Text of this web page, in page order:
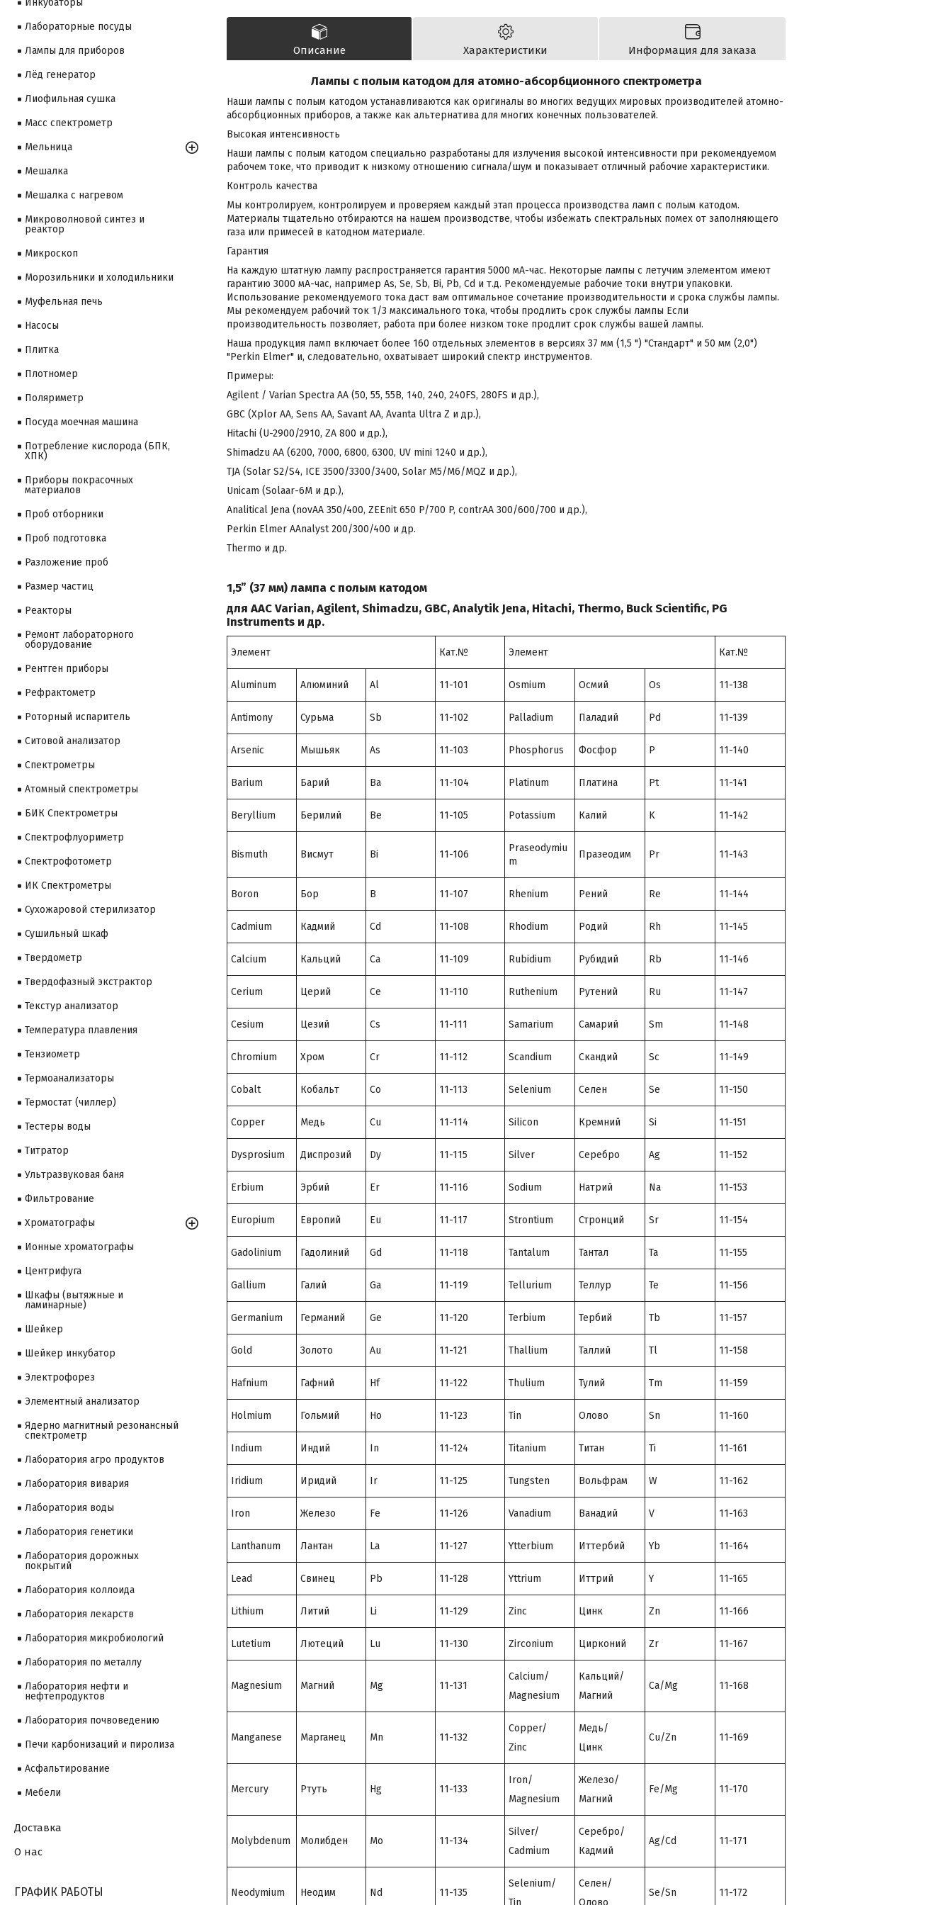
Описание Характеристики Информация для заказа
Лампы с полым катодом для атомно-абсорбционного спектрометра
Наши лампы с полым катодом устанавливаются как оригиналы во многих ведущих мировых производителей атомно-
абсорбционных приборов, а также как альтернатива для многих конечных пользователей.
Высокая интенсивность
Наши лампы с полым катодом специально разработаны для излучения высокой интенсивности при рекомендуемом
рабочем токе, что приводит к низкому отношению сигнала/шум и показывает отличный рабочие характеристики.
Контроль качества
Мы контролируем, контролируем и проверяем каждый этап процесса производства ламп с полым катодом.
Материалы тщательно отбираются на нашем производстве, чтобы избежать спектральных помех от заполняющего
газа или примесей в катодном материале.
Гарантия
На каждую штатную лампу распространяется гарантия 5000 мА-час. Некоторые лампы с летучим элементом имеют
гарантию 3000 мА-час, например As, Se, Sb, Bi, Pb, Cd и т.д. Рекомендуемые рабочие токи внутри упаковки.
Использование рекомендуемого тока даст вам оптимальное сочетание производительности и срока службы лампы.
Мы рекомендуем рабочий ток 1/3 максимального тока, чтобы продлить срок службы лампы Если
производительность позволяет, работа при более низком токе продлит срок службы вашей лампы.
Наша продукция ламп включает более 160 отдельных элементов в версиях 37 мм (1,5 ") "Стандарт" и 50 мм (2,0")
"Perkin Elmer" и, следовательно, охватывает широкий спектр инструментов.
Примеры:
Agilent / Varian Spectra AA (50, 55, 55B, 140, 240, 240FS, 280FS и др.),
GBC (Xplor AA, Sens AA, Savant AA, Avanta Ultra Z и др.),
Hitachi (U-2900/2910, ZA 800 и др.),
Shimadzu AA (6200, 7000, 6800, 6300, UV mini 1240 и др.),
TJA (Solar S2/S4, ICE 3500/3300/3400, Solar M5/M6/MQZ и др.),
Unicam (Solaar-6М и др.),
Analitical Jena (novAA 350/400, ZEEnit 650 P/700 P, contrAA 300/600/700 и др.),
Perkin Elmer AAnalyst 200/300/400 и др.
Thermo и др.
1,5” (37 мм) лампа с полым катодом
для ААС Varian, Agilent, Shimadzu, GBC, Analytik Jena, Hitachi, Thermo, Buck Scientific, PG
Instruments и др.
Элемент Кат.№ Элемент Кат.№
Aluminum Алюминий Al 11-101 Osmium Осмий Os 11-138
Antimony Сурьма Sb 11-102 Palladium Паладий Pd 11-139
Arsenic Мышьяк As 11-103 Phosphorus Фосфор P 11-140
Barium Барий Ba 11-104 Platinum Платина Pt 11-141
Beryllium Берилий Be 11-105 Potassium Калий K 11-142
Bismuth Висмут Bi 11-106
Praseodymiu
m
Празеодим Pr 11-143
Boron Бор B 11-107 Rhenium Рений Re 11-144
Cadmium Кадмий Cd 11-108 Rhodium Родий Rh 11-145
Calcium Кальций Ca 11-109 Rubidium Рубидий Rb 11-146
Cerium Церий Ce 11-110 Ruthenium Рутений Ru 11-147
Cesium Цезий Cs 11-111 Samarium Самарий Sm 11-148
Chromium Хром Cr 11-112 Scandium Скандий Sc 11-149
Cobalt Кобальт Co 11-113 Selenium Селен Se 11-150
Copper Медь Cu 11-114 Silicon Кремний Si 11-151
Dysprosium Диспрозий Dy 11-115 Silver Серебро Ag 11-152
Erbium Эрбий Er 11-116 Sodium Натрий Na 11-153
Europium Европий Eu 11-117 Strontium Стронций Sr 11-154
Gadolinium Гадолиний Gd 11-118 Tantalum Тантал Ta 11-155
Gallium Галий Ga 11-119 Tellurium Теллур Te 11-156
Germanium Германий Ge 11-120 Terbium Тербий Tb 11-157
Gold Золото Au 11-121 Thallium Таллий Tl 11-158
Hafnium Гафний Hf 11-122 Thulium Тулий Tm 11-159
Holmium Гольмий Ho 11-123 Tin Олово Sn 11-160
Indium Индий In 11-124 Titanium Титан Ti 11-161
Iridium Иридий Ir 11-125 Tungsten Вольфрам W 11-162
Iron Железо Fe 11-126 Vanadium Ванадий V 11-163
Lanthanum Лантан La 11-127 Ytterbium Иттербий Yb 11-164
Lead Свинец Pb 11-128 Yttrium Иттрий Y 11-165
Lithium Литий Li 11-129 Zinc Цинк Zn 11-166
Lutetium Лютеций Lu 11-130 Zirconium Цирконий Zr 11-167
Magnesium Магний Mg 11-131
Calcium/
Magnesium
Кальций/
Магний
Ca/Mg 11-168
Manganese Марганец Mn 11-132
Copper/
Zinc
Медь/
Цинк
Cu/Zn 11-169
Mercury Ртуть Hg 11-133
Iron/
Magnesium
Железо/
Магний
Fe/Mg 11-170
Molybdenum Молибден Mo 11-134
Silver/
Cadmium
Серебро/
Кадмий
Ag/Cd 11-171
Neodymium Неодим Nd 11-135
Selenium/
Tin
Селен/
Олово
Se/Sn 11-172
Инкубаторы
Лабораторные посуды
Лампы для приборов
Лёд генератор
Лиофильная сушка
Масс спектрометр
Мельница
Мешалка
Мешалка с нагревом
Микроволновой синтез и
реактор
Микроскоп
Морозильники и холодильники
Муфельная печь
Насосы
Плитка
Плотномер
Поляриметр
Посуда моечная машина
Потребление кислорода (БПК,
ХПК)
Приборы покрасочных
материалов
Проб отборники
Проб подготовка
Разложение проб
Размер частиц
Реакторы
Ремонт лабораторного
оборудование
Рентген приборы
Рефрактометр
Роторный испаритель
Ситовой анализатор
Cпектрометры
Атомный спектрометры
БИК Спектрометры
Спектрофлуориметр
Спектрофотометр
ИК Спектрометры
Сухожаровой стерилизатор
Сушильный шкаф
Твердометр
Твердофазный экстрактор
Текстур анализатор
Температура плавления
Тензиометр
Термоанализаторы
Термостат (чиллер)
Тестеры воды
Титратор
Ультразвуковая баня
Фильтрование
Хроматографы
Ионные хроматографы
Центрифуга
Шкафы (вытяжные и
ламинарные)
Шейкер
Шейкер инкубатор
Электрофорез
Элементный анализатор
Ядерно магнитный резонансный
спектрометр
Лаборатория агро продуктов
Лаборатория вивария
Лаборатория воды
Лаборатория генетики
Лаборатория дорожных
покрытий
Лаборатория коллоида
Лаборатория лекарств
Лаборатория микробиологий
Лаборатория по металлу
Лаборатория нефти и
нефтепродуктов
Лаборатория почвоведению
Печи карбонизаций и пиролиза
Асфальтирование
Мебели
Доставка
О нас
ГРАФИК РАБОТЫ